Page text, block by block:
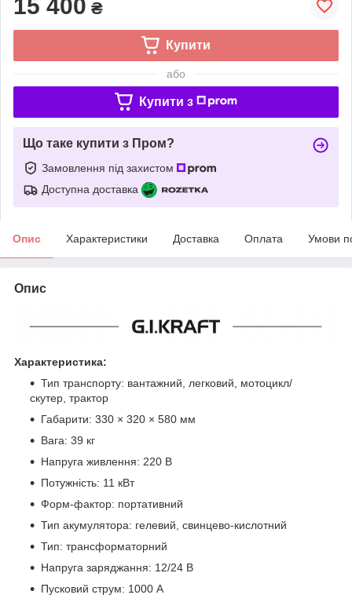
15 400 ₴
Купити
або
Купити з
Що таке купити з Пром?
Замовлення під захистом
Доступна доставка
Опис Характеристики Доставка Оплата Умови
Опис
Характеристика:
Тип транспорту: вантажний, легковий, мотоцикл/
скутер, трактор
Габарити: 330 × 320 × 580 мм
Вага: 39 кг
Напруга живлення: 220 В
Потужність: 11 кВт
Форм-фактор: портативний
Тип акумулятора: гелевий, свинцево-кислотний
Тип: трансформаторний
Напруга заряджання: 12/24 В
Пусковий струм: 1000 А